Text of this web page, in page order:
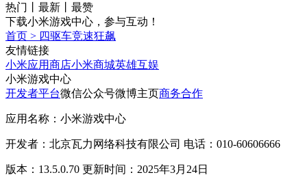
热门
最新
最赞
下载小米游戏中心，参与互动！
首页 > 四驱车竞速狂飙
友情链接
小米应用商店小米商城英雄互娱
小米游戏中心
开发者平台微信公众号微博主页商务合作
应用名称：小米游戏中心
开发者：北京瓦力网络科技有限公司 电话：010-60606666
版本：13.5.0.70 更新时间：2025年3月24日